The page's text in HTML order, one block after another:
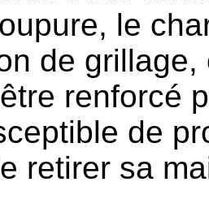
le
de
renforcé
de
retirer sa